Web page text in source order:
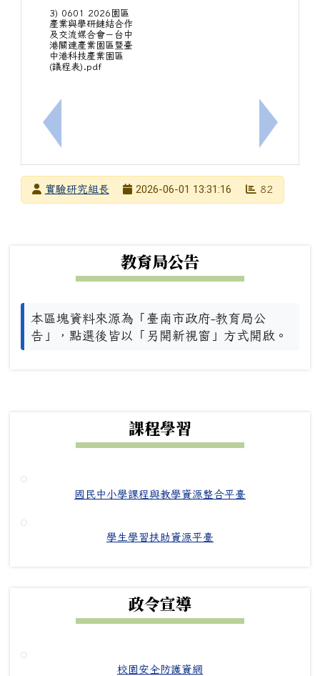
上一筆：教師心靈成長營
3) 0601 2026園區
產業與學研鏈結合作
及交流媒合會－台中
港關連產業園區暨臺
中港科技產業園區
(議程表).pdf
下一筆：
發布者實驗研究組長
2026-06-01 13:31:16 82
教育局公告
本區塊資料來源為「臺南市政府-教育局公
告」，點選後皆以「另開新視窗」方式開啟。
課程學習
國民中小學課程與教學資源整合平臺
學生學習扶助資源平臺
政令宣導
校園安全防護資網